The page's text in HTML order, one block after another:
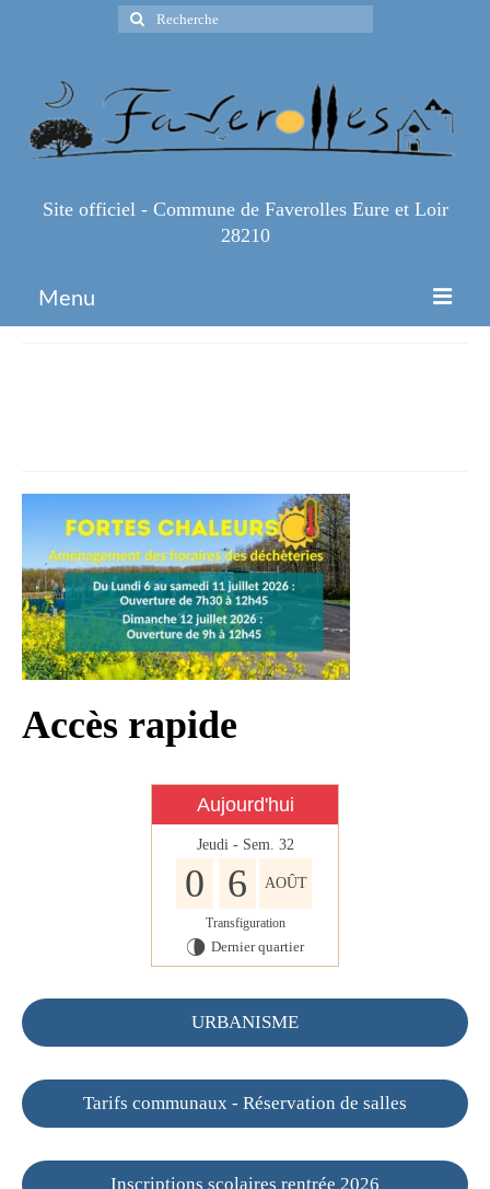
Rechercher
:
Site officiel - Commune de Faverolles Eure et Loir
28210
Menu
Infos règlementaires
Contact et horaires
Mon village
Mes démarches
Faverolles dans la presse
Faverolles Infos – Format
numérique
Séjourner à Faverolles
Nos Partenaires
Accès rapide
Aujourd'hui
Jeudi - Sem. 32
0 6 AOÛT
Transfiguration
U Dernier quartier
URBANISME
Tarifs communaux - Réservation de salles
Inscriptions scolaires rentrée 2026